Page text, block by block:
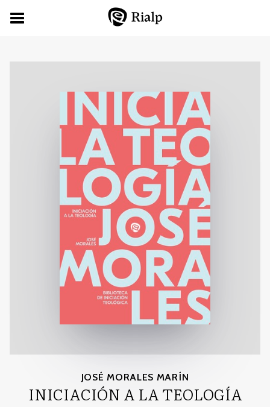
JOSÉ MORALES MARÍN
INICIACIÓN A LA TEOLOGÍA